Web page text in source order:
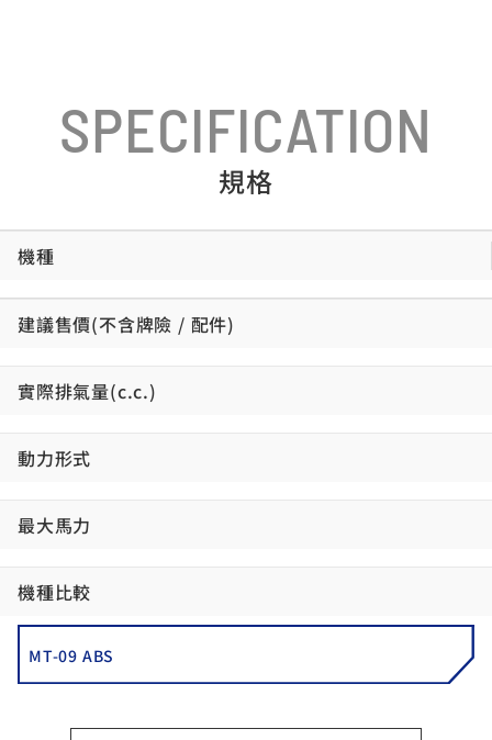
SPECIFICATION
規格
機種
建議售價(不含牌險 / 配件)
實際排氣量(c.c.)
動力形式
最大馬力
機種比較
MT-09 ABS